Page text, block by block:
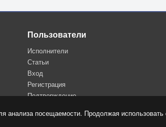
посещаемости. Продолжая использовать
Пользователи
Исполнители
Статьи
Вход
Регистрация
Подтверждение